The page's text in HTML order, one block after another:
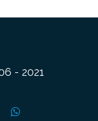
- 2021